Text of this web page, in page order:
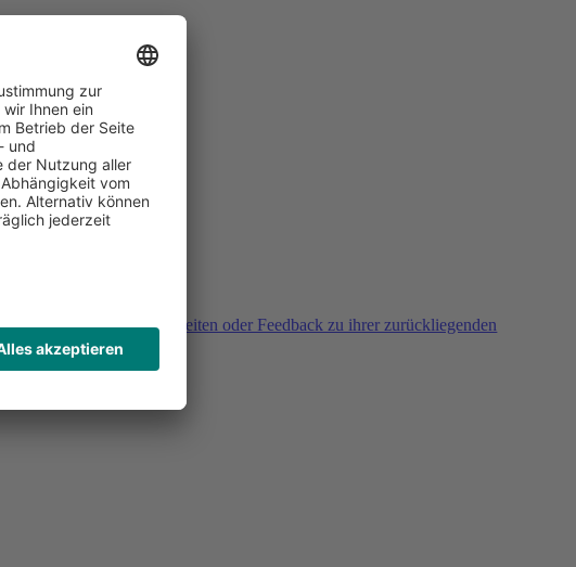
Sie haben Fragen, Unklarheiten oder Feedback zu ihrer zurückliegenden
Buchung?